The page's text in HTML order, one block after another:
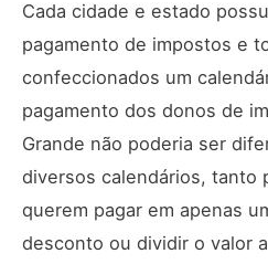
Cada cidade e estado
pagamento de impostos e
confeccionados um
pagamento dos donos de
Grande não poderia ser
diversos calendários, tanto
querem pagar em apenas
desconto ou dividir o valor